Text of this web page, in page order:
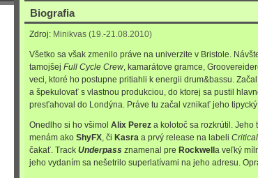
Biografia
Zdroj: Minikvas (19.-21.08.2010)
Všetko sa však zmenilo práve na univerzite v Bristole.
tamojšej Full Cycle Crew, kamarátove gramce,
veci, ktoré ho postupne pritiahli k energii drum&bassu.
a špekulovať s vlastnou produkciou, do ktorej sa pustil
presťahoval do Londýna. Práve tu začal vznikať jeho
Onedlho si ho všimol Alix Perez a kolotoč sa rozkrútil. Jeho
menám ako ShyFX, či Kasra a prvý release na labeli Critical
čakať. Track Underpass znamenal pre Rockwell a veľký
jeho vydaním sa nešetrilo superlatívami na jeho adresu.